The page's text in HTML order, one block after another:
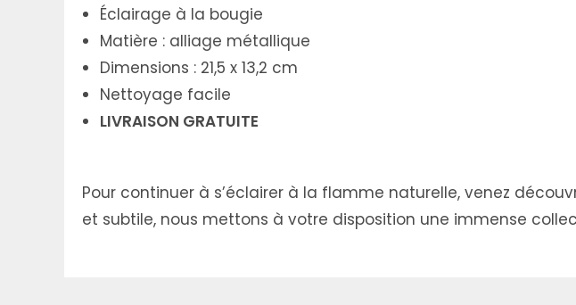
Éclairage à la bougie
Matière : alliage métallique
Dimensions : 21,5 x 13,2 cm
Nettoyage facile
LIVRAISON GRATUITE
Pour continuer à s’éclairer à la flamme naturelle, venez
et subtile, nous mettons à votre disposition une immense